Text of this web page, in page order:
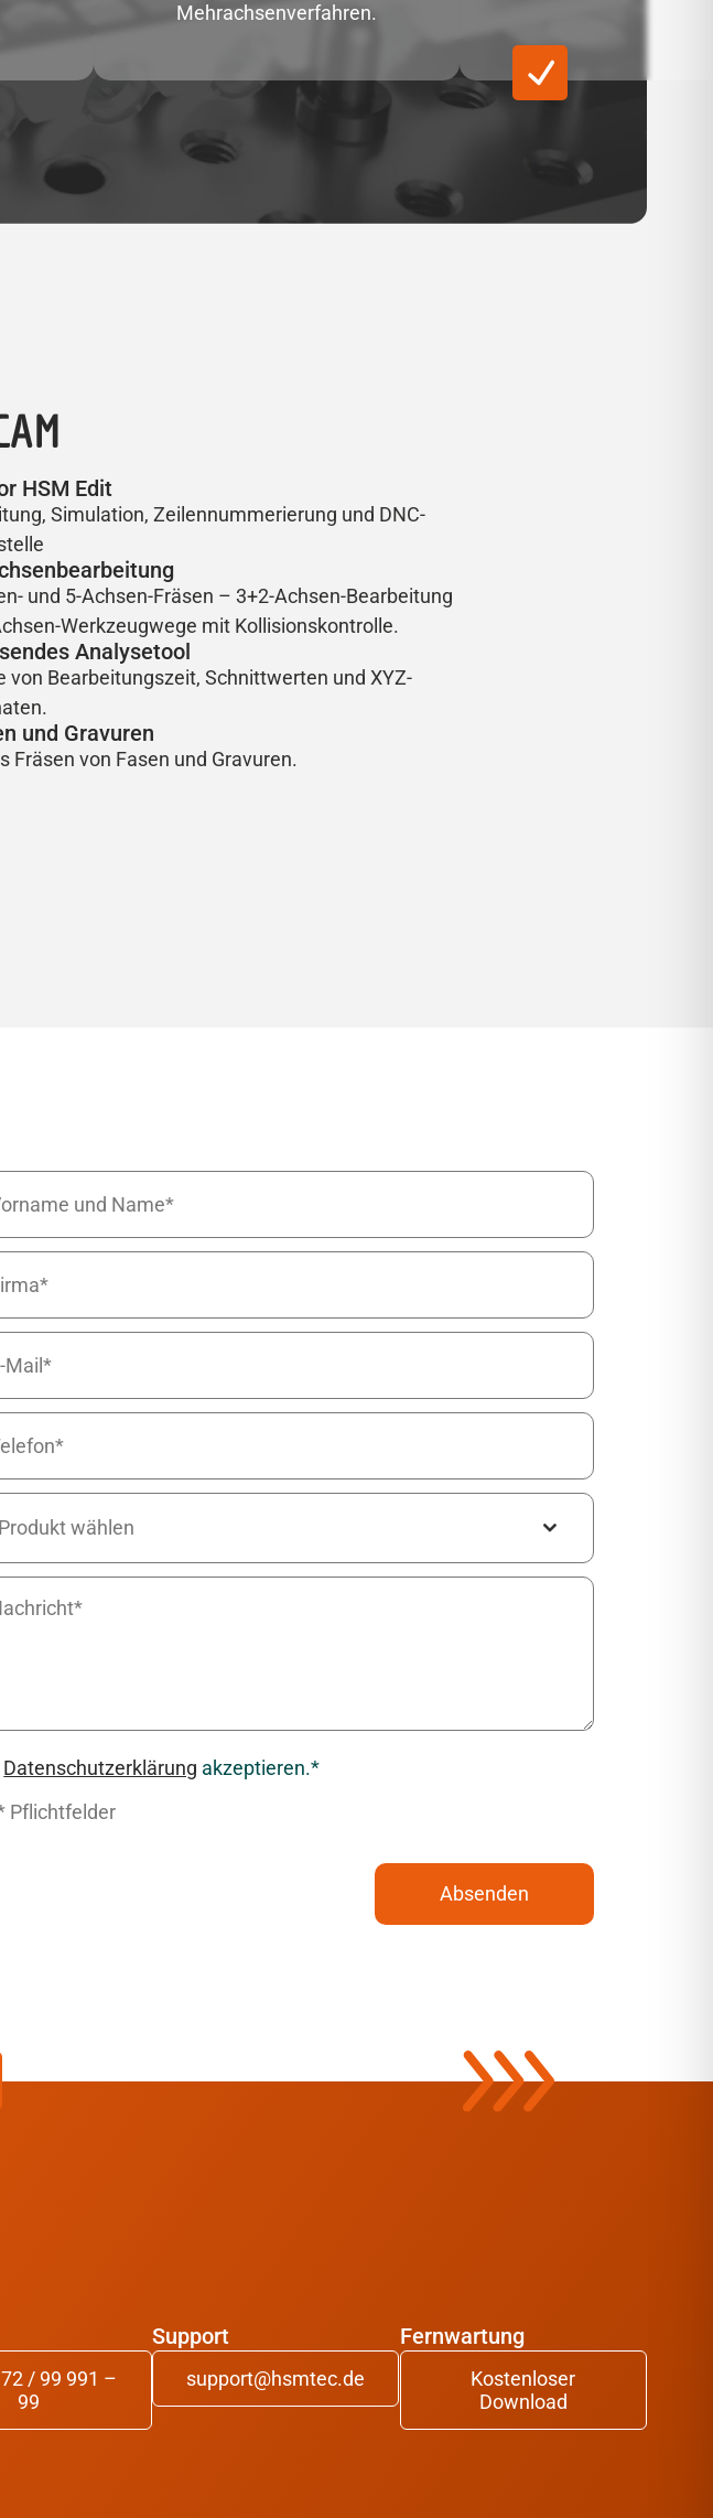
Mehrachsenverfahren.
HSM Edit
Simulation, Zeilennummerierung und DNC-
und 5-Achsen-Fräsen – 3+2-Achsen-Bearbeitung
Werkzeugwege mit Kollisionskontrolle.
Analysetool
von Bearbeitungszeit, Schnittwerten und XYZ-
und Gravuren
Fräsen von Fasen und Gravuren.
Produkt wählen
Datenschutzerklärung akzeptieren.*
Pflichtfelder
Absenden
/ 99 991 –
99
Support
support@hsmtec.de
Fernwartung
Kostenloser
Download